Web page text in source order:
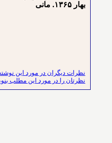
بهار ۱۳۶۵. مانی
نظرات دیگران در مورد این نوشته
نظرتان را در مورد این مطلب